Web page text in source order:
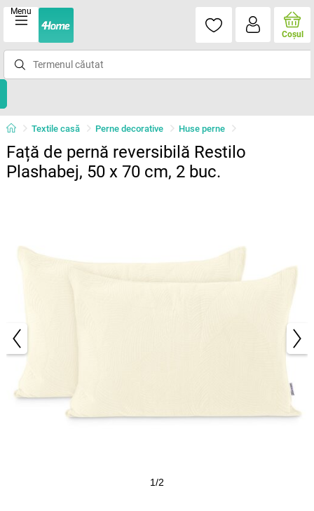
Menu
Coşul
Textile casă Perne decorative Huse perne
Față de pernă reversibilă Restilo
Plashabej, 50 x 70 cm, 2 buc.
1/2